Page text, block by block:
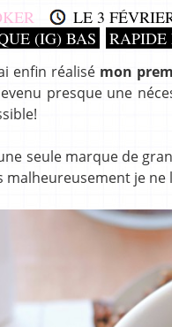
LE 3
(IG) BAS
RAPIDE
enfin réalisé mon
presque une
seule marque de
malheureusement je ne